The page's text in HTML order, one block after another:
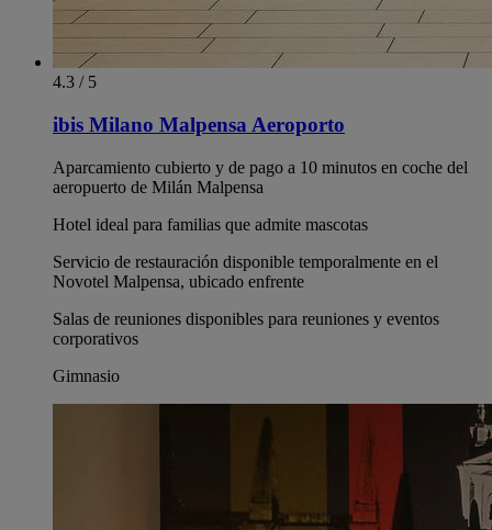
4.3 / 5
ibis Milano Malpensa Aeroporto
Aparcamiento cubierto y de pago a 10 minutos en coche del
aeropuerto de Milán Malpensa
Hotel ideal para familias que admite mascotas
Servicio de restauración disponible temporalmente en el
Novotel Malpensa, ubicado enfrente
Salas de reuniones disponibles para reuniones y eventos
corporativos
Gimnasio